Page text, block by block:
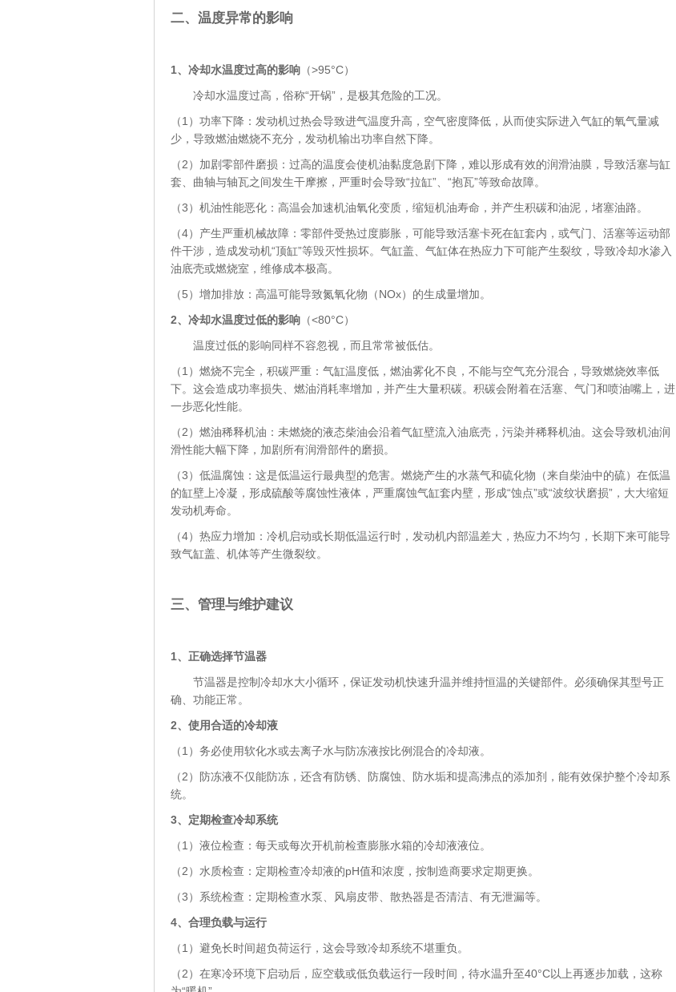
二、温度异常的影响
1、冷却水温度过高的影响 （>95°C）
冷却水温度过高，俗称“开锅”，是极其危险的工况。
（1）功率下降：发动机过热会导致进气温度升高，空气密度降低，从而使实际进入气缸的氧气量减
少，导致燃油燃烧不充分，发动机输出功率自然下降。
（2）加剧零部件磨损：过高的温度会使机油黏度急剧下降，难以形成有效的润滑油膜，导致活塞与缸
套、曲轴与轴瓦之间发生干摩擦，严重时会导致“拉缸”、“抱瓦”等致命故障。
（3）机油性能恶化：高温会加速机油氧化变质，缩短机油寿命，并产生积碳和油泥，堵塞油路。
（4）产生严重机械故障：零部件受热过度膨胀，可能导致活塞卡死在缸套内，或气门、活塞等运动部
件干涉，造成发动机“顶缸”等毁灭性损坏。 气缸盖、气缸体在热应力下可能产生裂纹，导致冷却水渗入
油底壳或燃烧室，维修成本极高。
（5）增加排放：高温可能导致氮氧化物（NOx）的生成量增加。
2、冷却水温度过低的影响 （<80°C）
温度过低的影响同样不容忽视，而且常常被低估。
（1）燃烧不完全，积碳严重：气缸温度低，燃油雾化不良，不能与空气充分混合，导致燃烧效率低
下。这会造成功率损失、燃油消耗率增加，并产生大量积碳。积碳会附着在活塞、气门和喷油嘴上，进
一步恶化性能。
（2）燃油稀释机油：未燃烧的液态柴油会沿着气缸壁流入油底壳，污染并稀释机油。这会导致机油润
滑性能大幅下降，加剧所有润滑部件的磨损。
（3）低温腐蚀：这是低温运行最典型的危害。燃烧产生的水蒸气和硫化物（来自柴油中的硫）在低温
的缸壁上冷凝，形成硫酸等腐蚀性液体，严重腐蚀气缸套内壁，形成“蚀点”或“波纹状磨损”，大大缩短
发动机寿命。
（4）热应力增加：冷机启动或长期低温运行时，发动机内部温差大，热应力不均匀，长期下来可能导
致气缸盖、机体等产生微裂纹。
三、管理与维护建议
1、 正确选择节温器
节温器是控制冷却水大小循环，保证发动机快速升温并维持恒温的关键部件。必须确保其型号正
确、功能正常。
2、 使用合适的冷却液
（1）务必使用软化水或去离子水与防冻液按比例混合的冷却液。
（2）防冻液不仅能防冻，还含有防锈、防腐蚀、防水垢和提高沸点的添加剂，能有效保护整个冷却系
统。
3、 定期检查冷却系统
（1）液位检查：每天或每次开机前检查膨胀水箱的冷却液液位。
（2）水质检查：定期检查冷却液的pH值和浓度，按制造商要求定期更换。
（3）系统检查：定期检查水泵、风扇皮带、散热器是否清洁、有无泄漏等。
4、 合理负载与运行
（1）避免长时间超负荷运行，这会导致冷却系统不堪重负。
（2）在寒冷环境下启动后，应空载或低负载运行一段时间，待水温升至40°C以上再逐步加载，这称